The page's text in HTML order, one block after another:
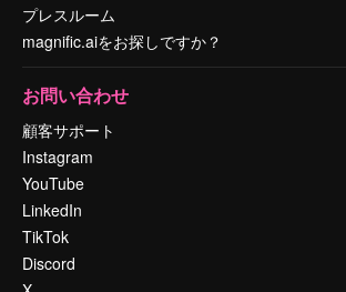
プレスルーム
magnific.aiをお探しですか？
お問い合わせ
顧客サポート
Instagram
YouTube
LinkedIn
TikTok
Discord